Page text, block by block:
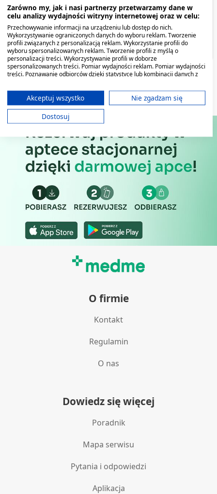
Producent - podmiot
odpowiedzialny
NUTRICIA .
O firmie
Kontakt
Regulamin
O nas
Dowiedz się więcej
Poradnik
Mapa serwisu
Pytania i odpowiedzi
Aplikacja
Zarówno my, jak i nasi partnerzy przetwarzamy dane w
celu analizy wydajności witryny internetowej oraz w celu:
Przechowywanie informacji na urządzeniu lub dostęp do nich.
Wykorzystywanie ograniczonych danych do wyboru reklam. Tworzenie
profili związanych z personalizacją reklam. Wykorzystanie profili do
wyboru spersonalizowanych reklam. Tworzenie profili z myślą o
personalizacji treści. Wykorzystywanie profili w doborze
spersonalizowanych treści. Pomiar wydajności reklam. Pomiar wydajności
treści. Poznawanie odbiorców dzięki statystyce lub kombinacji danych z
ograniczonych danych do wyboru treści.
Dane mogą być udostępniane poza Unię Europejską i wysyłane do USA.
Twoja zgoda i polityka cookie dotyczą wyłącznie tej witryny/aplikacji.
Wyświetl listę partnerów (11 dostawców IAB)
Cele przetwarzania IAB:
Przechowywanie informacji na urządzeniu
lub dostęp do nich
Wykorzystywanie ograniczonych danych do
wyboru reklam
spersonalizowanych reklam
Wykorzystanie profili do wyboru
spersonalizowanych reklam
Tworzenie profili w celu personalizacji treści
Wykorzystywanie profili w celu doboru
spersonalizowanych treści
Pomiar efektywności reklam
Pomiar efektywności treści
Rozumienie odbiorców dzięki statystyce lub
Wykorzystywanie ograniczonych danych do
Użycie dokładnych danych
aktywnie żądanych informacji
Akceptuj wszystko
Nie zgadzam się
Dostosuj